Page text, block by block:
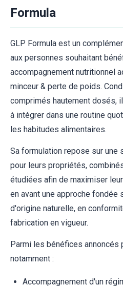
Formula
GLP Formula est un
aux personnes souhaitant
accompagnement nutritionnel
minceur & perte de poids.
comprimés hautement dosés,
à intégrer dans une routine
les habitudes alimentaires.
Sa formulation repose sur une
pour leurs propriétés,
étudiées afin de maximiser
en avant une approche fondée
d'origine naturelle, en
fabrication en vigueur.
Parmi les bénéfices annoncés
notamment :
Accompagnement d'un